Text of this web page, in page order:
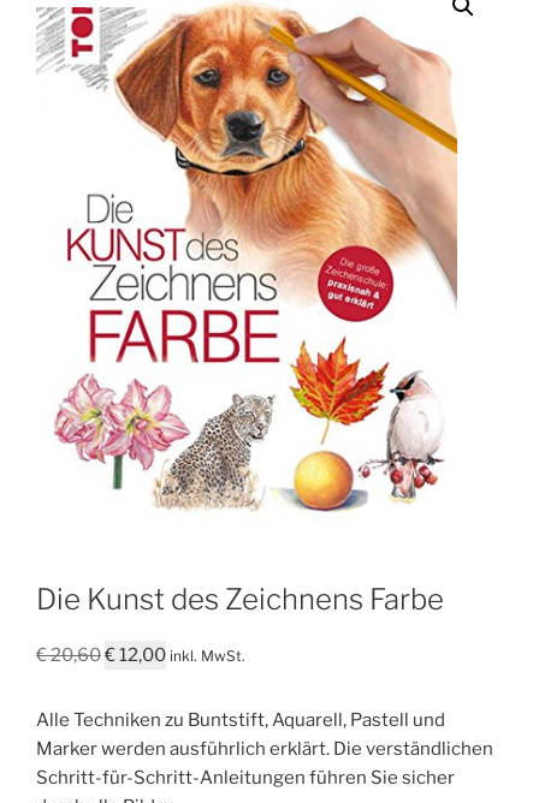
Die Kunst des Zeichnens Farbe
€20,60Ursprünglicher
war:
€ 20,60
€ 12,00Aktueller
ist:
€ 12,00.
inkl. MwSt.
Alle Techniken zu Buntstift, Aquarell, Pastell und
Marker werden ausführlich erklärt. Die verständlichen
Schritt-für-Schritt-Anleitungen führen Sie sicher